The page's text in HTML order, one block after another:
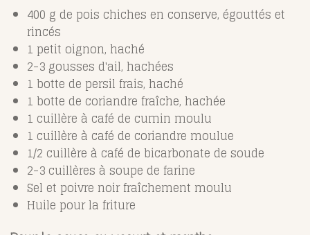
400 g de pois chiches en conserve, égouttés et
rincés
1 petit oignon, haché
2-3 gousses d'ail, hachées
1 botte de persil frais, haché
1 botte de coriandre fraîche, hachée
1 cuillère à café de cumin moulu
1 cuillère à café de coriandre moulue
1/2 cuillère à café de bicarbonate de soude
2-3 cuillères à soupe de farine
Sel et poivre noir fraîchement moulu
Huile pour la friture